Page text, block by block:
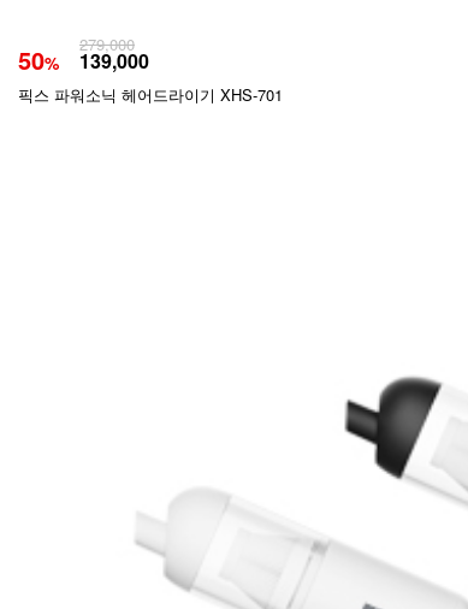
50%
279,000
139,000
픽스 파워소닉 헤어드라이기 XHS-701